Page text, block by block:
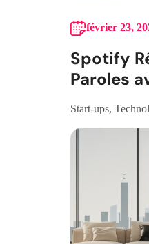
février 23,
Spotify
Paroles
Start-ups,